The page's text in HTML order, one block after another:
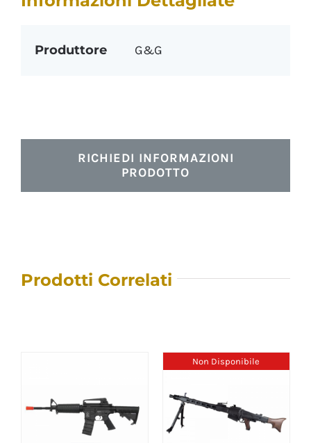
Produttore G&G
RICHIEDI INFORMAZIONI
PRODOTTO
Prodotti Correlati
Non Disponibile